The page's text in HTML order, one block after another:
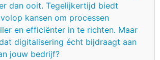
dan ooit. Tegelijkertijd biedt
kansen om processen
en efficiënter in te richten. Maar
digitalisering écht bijdraagt aan
jouw bedrijf?